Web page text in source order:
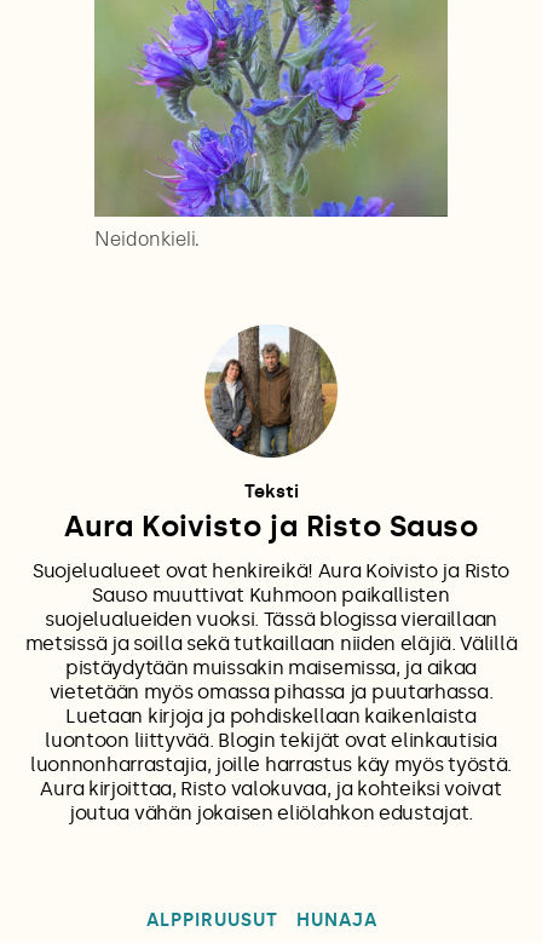
Neidonkieli.
Teksti
Aura Koivisto ja Risto Sauso
Suojelualueet ovat henkireikä! Aura Koivisto ja Risto
Sauso muuttivat Kuhmoon paikallisten
suojelualueiden vuoksi. Tässä blogissa vieraillaan
metsissä ja soilla sekä tutkaillaan niiden eläjiä. Välillä
pistäydytään muissakin maisemissa, ja aikaa
vietetään myös omassa pihassa ja puutarhassa.
Luetaan kirjoja ja pohdiskellaan kaikenlaista
luontoon liittyvää. Blogin tekijät ovat elinkautisia
luonnonharrastajia, joille harrastus käy myös työstä.
Aura kirjoittaa, Risto valokuvaa, ja kohteiksi voivat
joutua vähän jokaisen eliölahkon edustajat.
ALPPIRUUSUT
HUNAJA